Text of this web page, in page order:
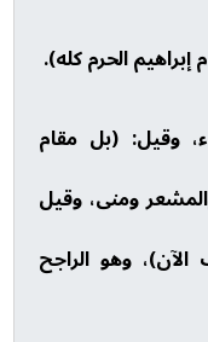
الحرم كله).
وقيل: (بل مقام
ومنى، وقيل
الآن)، وهو الراجح